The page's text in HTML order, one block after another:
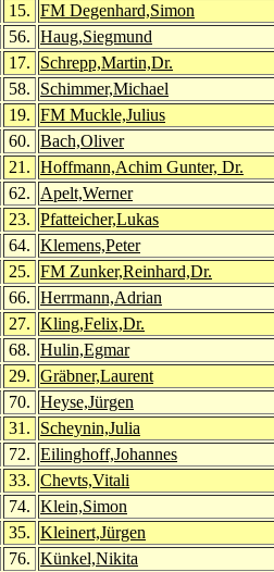
15. FM Degenhard,Simon
56. Haug,Siegmund
17. Schrepp,Martin,Dr.
58. Schimmer,Michael
19. FM Muckle,Julius
60. Bach,Oliver
21. Hoffmann,Achim Gunter, Dr.
62. Apelt,Werner
23. Pfatteicher,Lukas
64. Klemens,Peter
25. FM Zunker,Reinhard,Dr.
66. Herrmann,Adrian
27. Kling,Felix,Dr.
68. Hulin,Egmar
29. Gräbner,Laurent
70. Heyse,Jürgen
31. Scheynin,Julia
72. Eilinghoff,Johannes
33. Chevts,Vitali
74. Klein,Simon
35. Kleinert,Jürgen
76. Künkel,Nikita